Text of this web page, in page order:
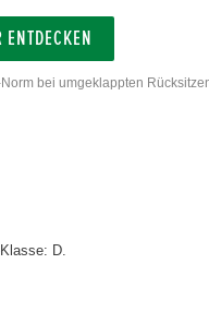
ENTDECKEN
bei umgeklappten
D.